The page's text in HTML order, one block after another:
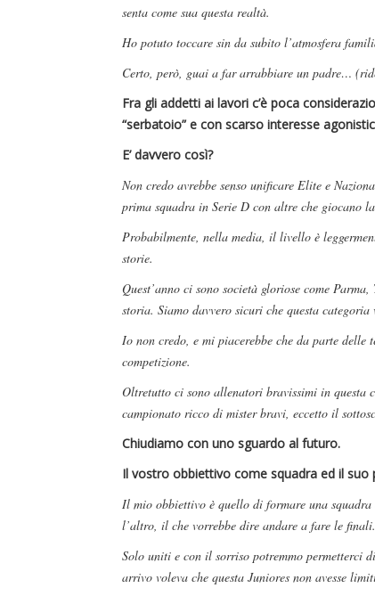
senta come sua questa realtà.
Ho potuto toccare sin da subito l’atmosfera
Certo, però, guai a far arrabbiare un padre…
Fra gli addetti ai lavori c’è poca
“serbatoio” e con scarso interesse
E’ davvero così?
Non credo avrebbe senso unificare Elite e
prima squadra in Serie D con altre che giocano
Probabilmente, nella media, il livello è
storie.
Quest’anno ci sono società gloriose come
storia. Siamo davvero sicuri che questa categoria
Io non credo, e mi piacerebbe che da parte
competizione.
Oltretutto ci sono allenatori bravissimi in questa
campionato ricco di mister bravi, eccetto il
Chiudiamo con uno sguardo al futuro.
Il vostro obbiettivo come squadra ed il suo
Il mio obbiettivo è quello di formare una
l’altro, il che vorrebbe dire andare a fare le finali.
Solo uniti e con il sorriso potremmo permetterci
arrivo voleva che questa Juniores non avesse